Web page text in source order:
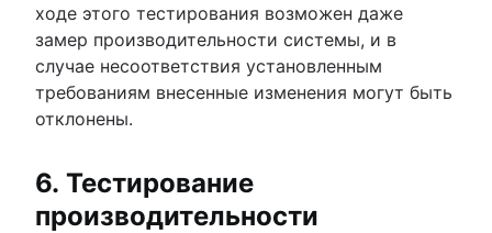
ходе этого тестирования возможен даже
замер производительности системы, и в
случае несоответствия установленным
требованиям внесенные изменения могут быть
отклонены.
6. Тестирование
производительности